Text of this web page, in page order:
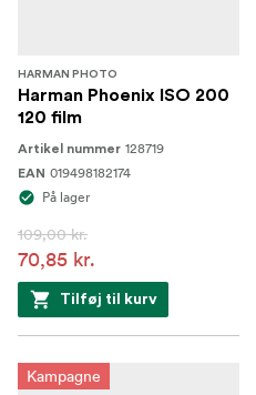
HARMAN PHOTO
Harman Phoenix ISO 200
120 film
Artikel nummer 128719
EAN 019498182174
På lager
109,00 kr.
70,85 kr.
Tilføj til kurv
Kampagne